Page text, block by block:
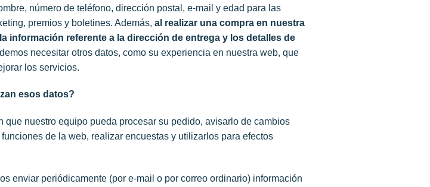
número de teléfono, dirección postal, e-mail y edad para las
premios y boletines. Además, al realizar una compra en nuestra
información referente a la dirección de entrega y los detalles de
necesitar otros datos, como su experiencia en nuestra web, que
los servicios.
esos datos?
que nuestro equipo pueda procesar su pedido, avisarlo de cambios
de la web, realizar encuestas y utilizarlos para efectos
enviar periódicamente (por e-mail o por correo ordinario) información